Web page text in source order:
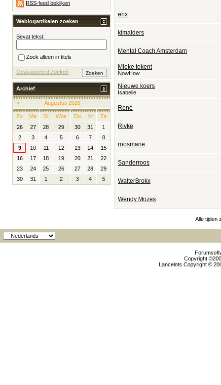
erix
kimalders
Mental Coach Amsterdam
Mieke tekent
NowHow
Nieuwe koers
Isabelle
René
Rivke
roosmarie
Sanderroos
WalterBrokx
Wendy Mozes
RSS-feed bekijken
Weblogartikelen zoeken
Bevat tekst:
Zoek alleen in titels
Geavanceerd zoeken
Archief
< Augustus 2026
Zo Ma Di Woe Do Vr
Za
26
27 28 29 30 31
1
2
3 4 5 6 7
8
9
10 11 12 13 14
15
16
17 18 19 20 21
22
23
24 25 26 27 28
29
30
31 1 2 3 4 5
Alle tijden
Copyright
Lancelots Copyright ©